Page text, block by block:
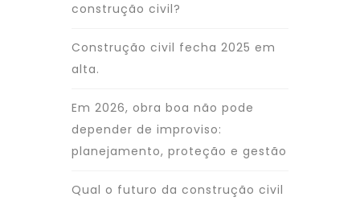
construção civil?
Construção civil fecha 2025 em
alta.
Em 2026, obra boa não pode
depender de improviso:
planejamento, proteção e gestão
Qual o futuro da construção civil